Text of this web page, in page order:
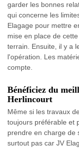
garder les bonnes
qui concerne les
Elagage pour mettre
mise en place de
terrain. Ensuite, il y a
l'opération. Les
compte.
Bénéficiez du
Herlincourt
Même si les travaux
toujours préférable et
prendre en charge de
surtout pas car JV